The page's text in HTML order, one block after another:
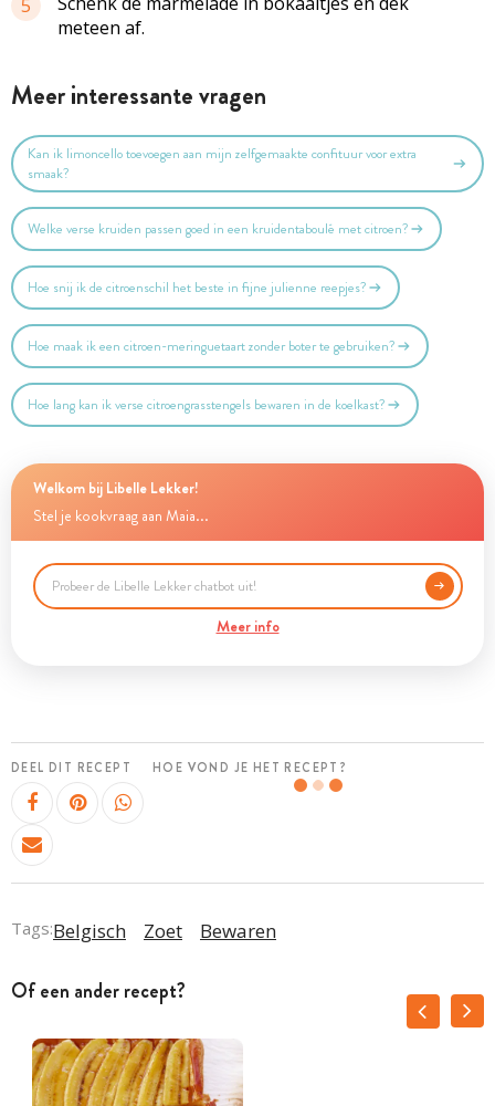
5
meteen af.
Meer interessante vragen
Kan ik limoncello toevoegen aan mijn zelfgemaakte confituur voor extra
smaak?
Welke verse kruiden passen goed in een kruidentaboulé met citroen?
Hoe snij ik de citroenschil het beste in fijne julienne reepjes?
Hoe maak ik een citroen-meringuetaart zonder boter te gebruiken?
Hoe lang kan ik verse citroengrasstengels bewaren in de koelkast?
Welkom bij Libelle Lekker!
Stel je kookvraag aan Maia...
Meer info
DEEL DIT RECEPT HOE VOND JE HET RECEPT?
Tags:Belgisch Zoet Bewaren
Of een ander recept?